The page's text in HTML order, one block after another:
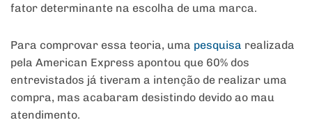
fator determinante na escolha de uma marca.
Para comprovar essa teoria, uma pesquisa realizada
pela American Express apontou que 60% dos
entrevistados já tiveram a intenção de realizar uma
compra, mas acabaram desistindo devido ao mau
atendimento.